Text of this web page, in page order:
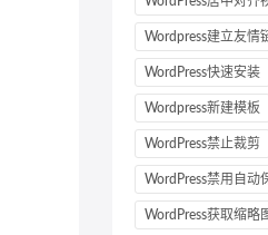
Wordpress建立友情
WordPress快速安装
Wordpress新建模板
WordPress禁止裁剪
WordPress禁用自动
WordPress获取缩略